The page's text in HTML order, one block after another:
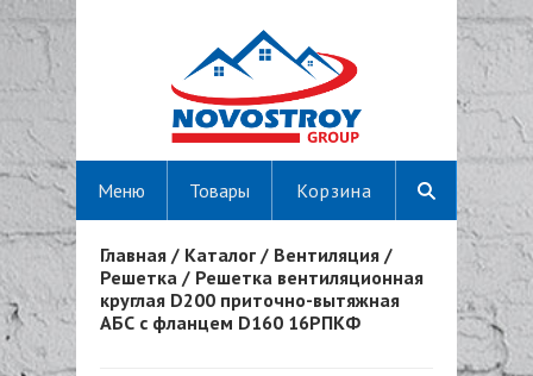
Корзина
Меню Товары
Вы здесь
Главная / Каталог / Вентиляция /
Решетка / Решетка вентиляционная
круглая D200 приточно-вытяжная
АБС с фланцем D160 16РПКФ